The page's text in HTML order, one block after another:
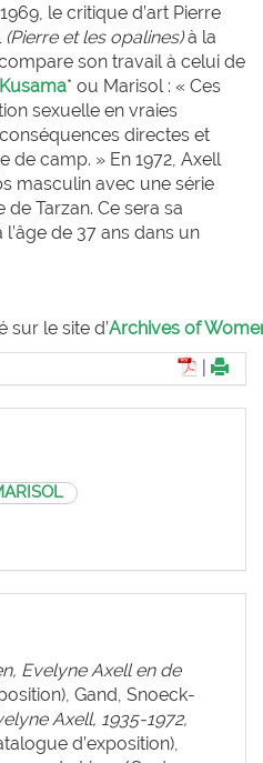
le critique d’art Pierre
(Pierre et les opalines)à la
son travail à celui de
* ou Marisol : « Ces
sexuelle en vraies
directes et
de camp. » En 1972, Axell
masculin avec une série
Tarzan. Ce sera sa
de 37 ans dans un
sur le site d’Archives of
Evelyne Axell en de
Gand, Snoeck-
Axell, 1935-1972,
d’exposition),